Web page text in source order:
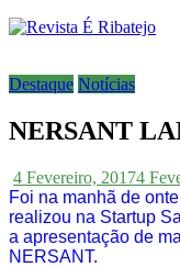
Destaque Notícias
NERSANT
4 Fevereiro, 20174
Foi na manhã de
realizou na Startup
a apresentação de
NERSANT.